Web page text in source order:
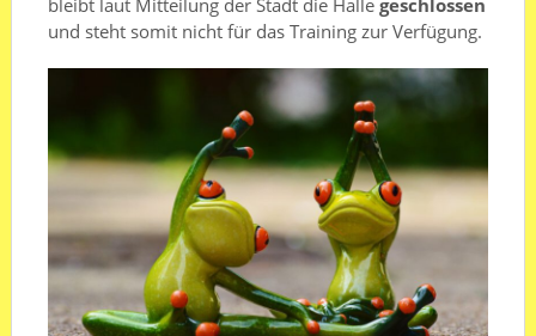
bleibt laut Mitteilung der Stadt die Halle geschlossen
und steht somit nicht für das Training zur Verfügung.